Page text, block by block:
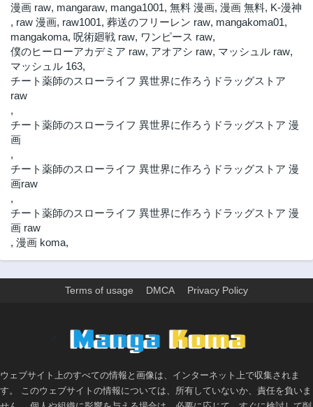
第57話
2年前
第56.2話
2年前
第56.1話
2年前
第56話
第55.2話
2年前
第55.1話
第55話
2年前
第54話
3年前 3年前
3年前 3年前
第52.1話
3年前
第48話
第47話
3年前
第46話
3年前
漫画 raw, mangaraw, manga1001, 無料 漫画, 漫画 無料, K-漫神
, raw 漫画, raw1001, 葬送のフリーレン raw, mangakoma01,
mangakoma, 呪術廻戦 raw, ワンピース raw,
僕のヒーローアカデミア raw, アオアシ raw, マッシュル raw,
マッシュル 163,
チート薬師のスローライフ ​異世界に作ろうドラッグストア
raw
,
チート薬師のスローライフ ​異世界に作ろうドラッグストア 漫
画
,
チート薬師のスローライフ ​異世界に作ろうドラッグストア 漫
画raw
,
チート薬師のスローライフ ​異世界に作ろうドラッグストア 漫
画 raw
, 漫画 koma,
Terms of usage DMCA Privacy Policy
ウェブサイト上のすべての情報と画像は、インターネット上で収集されま
す。 このウェブサイトの情報については、所有していないか、責任を負いま